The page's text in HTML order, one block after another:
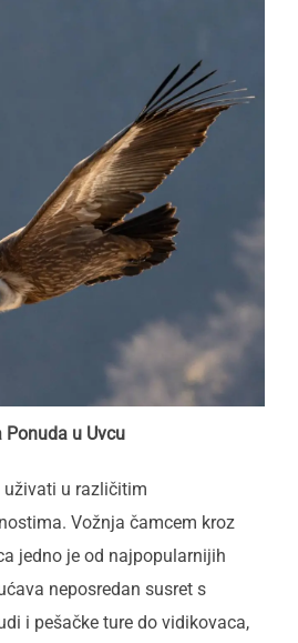
u Uvcu
uživati u različitim
Vožnja čamcem kroz
jedno je od najpopularnijih
neposredan susret s
i pešačke ture do vidikovaca,